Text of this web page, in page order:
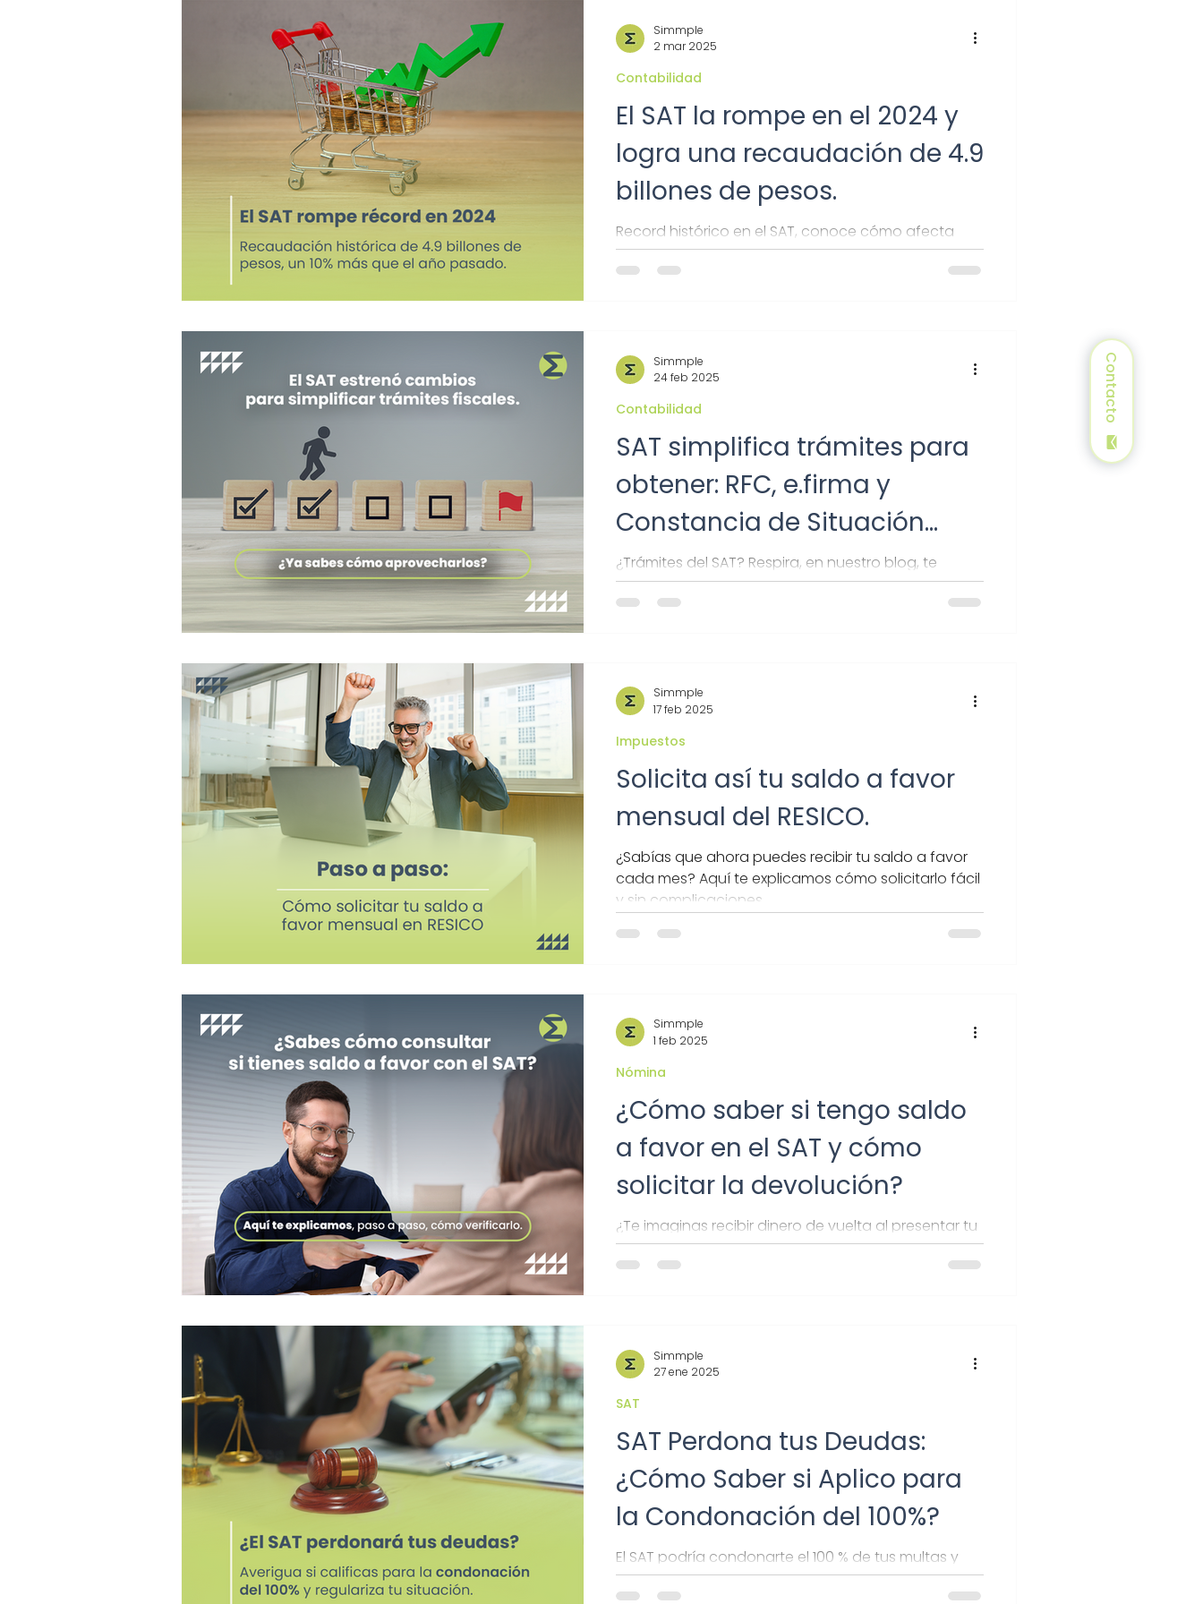
Contacto
corrección. ¡No dejes tu dinero esperando!
El SAT la rompe en el 2024 y
logra una recaudación de 4.9
billones de pesos.
Record histórico en el SAT, conoce cómo afecta
esto a tu bolsillo y si significa más impuestos en
2025 para ti.
Contabilidad
Simmple
2 mar 2025
SAT simplifica trámites para
obtener: RFC, e.firma y
Constancia de Situación
Fiscal
¿Trámites del SAT? Respira, en nuestro blog, te
contamos todo sobre las nuevas mejoras del SAT y
lo simmple que es hacerlos.
Contabilidad
Simmple
24 feb 2025
Solicita así tu saldo a favor
mensual del RESICO.
¿Sabías que ahora puedes recibir tu saldo a favor
cada mes? Aquí te explicamos cómo solicitarlo fácil
y sin complicaciones.
Impuestos
Simmple
17 feb 2025
¿Cómo saber si tengo saldo
a favor en el SAT y cómo
solicitar la devolución?
¿Te imaginas recibir dinero de vuelta al presentar tu
declaración anual? Descubre cómo verificar tu
saldo a favor y solicitar tu devolución.
Nómina
Simmple
1 feb 2025
SAT Perdona tus Deudas:
¿Cómo Saber si Aplico para
la Condonación del 100%?
El SAT podría condonarte el 100 % de tus multas y
recargos. Descubre si aplicas para este beneficio y
SAT
Simmple
27 ene 2025